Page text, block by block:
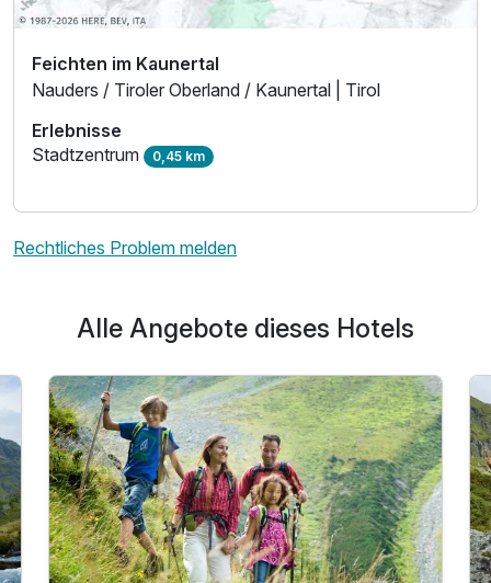
Feichten im Kaunertal
Nauders / Tiroler Oberland / Kaunertal | Tirol
Erlebnisse
Stadtzentrum 0,45 km
Rechtliches Problem melden
Alle Angebote dieses Hotels